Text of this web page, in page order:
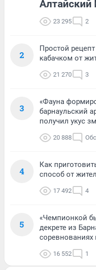
Алтайский
23 295 2
2
Простой
кабачком от
21 270 3
3
«Фауна
барнаульский
получил укус
20 888
4
Как
способ от
17 492 4
5
«Чемпионкой
декрете из
соревнованиях
16 552 1